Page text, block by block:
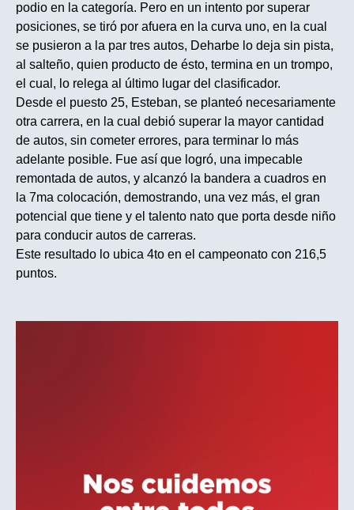
podio en la categoría. Pero en un intento por superar
posiciones, se tiró por afuera en la curva uno, en la cual
se pusieron a la par tres autos, Deharbe lo deja sin pista,
al salteño, quien producto de ésto, termina en un trompo,
el cual, lo relega al último lugar del clasificador.
Desde el puesto 25, Esteban, se planteó necesariamente
otra carrera, en la cual debió superar la mayor cantidad
de autos, sin cometer errores, para terminar lo más
adelante posible. Fue así que logró, una impecable
remontada de autos, y alcanzó la bandera a cuadros en
la 7ma colocación, demostrando, una vez más, el gran
potencial que tiene y el talento nato que porta desde niño
para conducir autos de carreras.
Este resultado lo ubica 4to en el campeonato con 216,5
puntos.